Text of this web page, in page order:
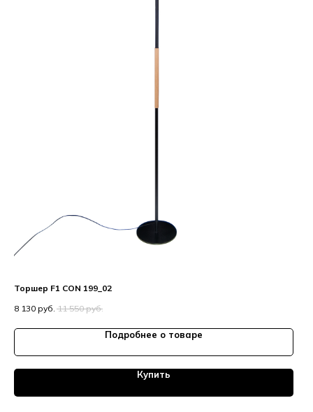
Торшер F1 CON 199_02
8 130 руб. 11 550 руб.
Подробнее о товаре
Купить